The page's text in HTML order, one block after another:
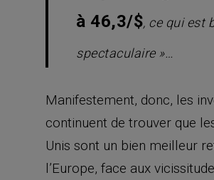
à 46,3/$, ce qui est
spectaculaire »…
Manifestement, donc, les
continuent de trouver que
Unis sont un bien meilleur
l’Europe, face aux